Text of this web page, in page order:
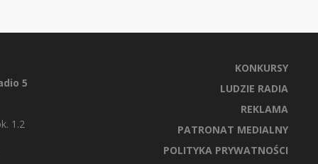
5
1.2
KONKURSY
LUDZIE RADIA
REKLAMA
PATRONAT MEDIALNY
POLITYKA PRYWATNOŚCI